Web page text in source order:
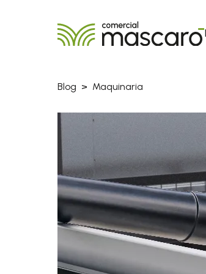
Energías renovables >
Energía fotovoltaica >
Baterías
Inversores
Paneles solares
Reguladores de carga
Blog Maquinaria